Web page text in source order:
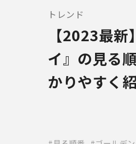
トレンド
【2023最
イ』の見る
かりやすく